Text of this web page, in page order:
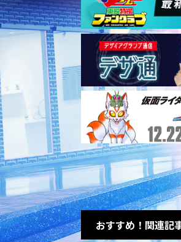
おすすめ！関連記